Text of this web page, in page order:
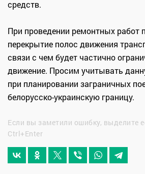
средств.
При проведении ремонтных работ
перекрытие полос движения
связи с чем будет частично
движение. Просим учитывать
при планировании заграничных
белорусско-украинскую границу.
Если вы заметили ошибку, выделите
Ctrl+Enter